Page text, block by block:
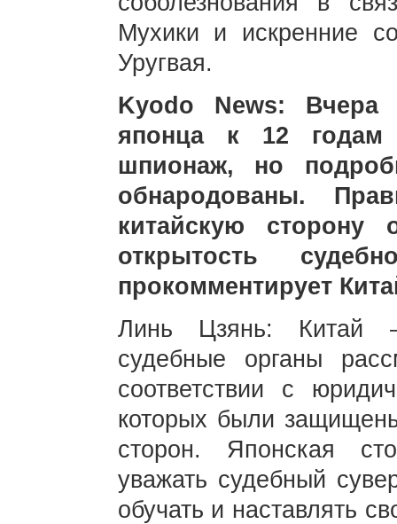
Мухики и искренние
Уругвая.
Kyodo News: Вчера
японца к 12 годам
шпионаж, но
обнародованы.
китайскую сторону
открытость
прокомментирует
Линь Цзянь: Китай
судебные органы
соответствии с
которых были
сторон. Японская
уважать судебный
обучать и наставлять